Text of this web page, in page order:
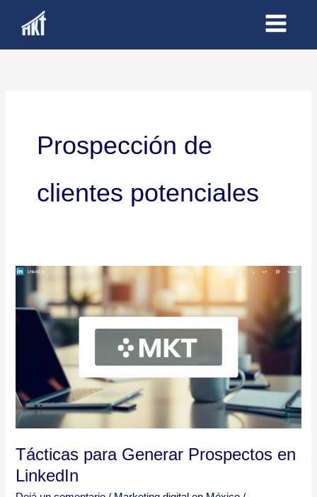
Prospección de
clientes potenciales
Tácticas para Generar Prospectos en
LinkedIn
Tácticas
para
Generar
Prospectos